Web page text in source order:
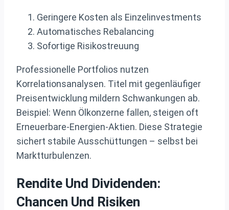
Geringere Kosten als Einzelinvestments
Automatisches Rebalancing
Sofortige Risikostreuung
Professionelle Portfolios nutzen
Korrelationsanalysen. Titel mit gegenläufiger
Preisentwicklung mildern Schwankungen ab.
Beispiel: Wenn Ölkonzerne fallen, steigen oft
Erneuerbare-Energien-Aktien. Diese Strategie
sichert stabile Ausschüttungen – selbst bei
Marktturbulenzen.
Rendite Und Dividenden:
Chancen Und Risiken